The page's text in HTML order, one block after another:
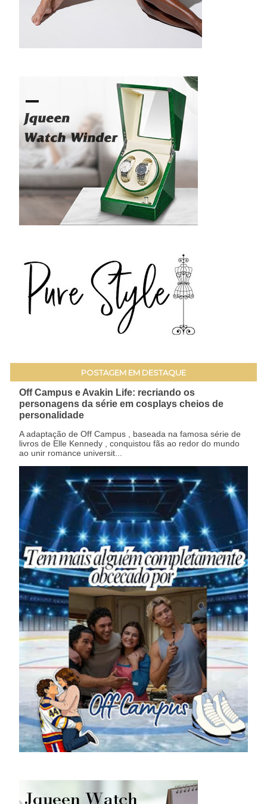
POSTAGEM EM DESTAQUE
Off Campus e Avakin Life: recriando os
personagens da série em cosplays cheios de
personalidade
A adaptação de Off Campus , baseada na famosa série de
livros de Elle Kennedy , conquistou fãs ao redor do mundo
ao unir romance universit...